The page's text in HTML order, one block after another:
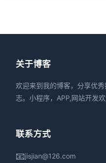
关于博客
欢迎来到我的博客，分享优
志。小程序，APP,网站开发
联系方式
📧jisjian@126.com